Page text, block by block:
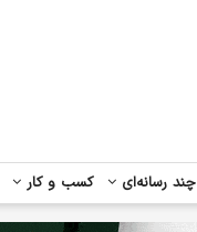
چند رسانه‌ای کسب و کار